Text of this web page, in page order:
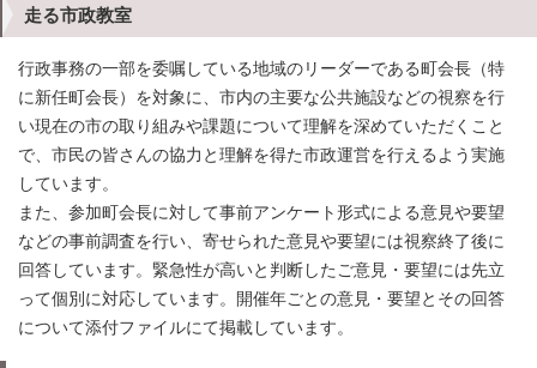
走る市政教室
行政事務の一部を委嘱している地域のリーダーである町会長（特
に新任町会長）を対象に、市内の主要な公共施設などの視察を行
い現在の市の取り組みや課題について理解を深めていただくこと
で、市民の皆さんの協力と理解を得た市政運営を行えるよう実施
しています。
また、参加町会長に対して事前アンケート形式による意見や要望
などの事前調査を行い、寄せられた意見や要望には視察終了後に
回答しています。緊急性が高いと判断したご意見・要望には先立
って個別に対応しています。開催年ごとの意見・要望とその回答
について添付ファイルにて掲載しています。